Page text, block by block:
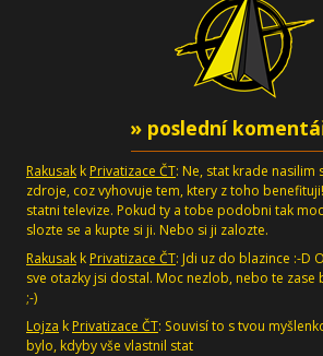
» poslední
Rakusak k Privatizace ČT: Ne, stat krade nasilim
zdroje, coz vyhovuje tem, ktery z toho
statni televize. Pokud ty a tobe podobni tak
slozte se a kupte si ji. Nebo si ji zalozte.
Rakusak k Privatizace ČT: Jdi uz do blazince :-D
sve otazky jsi dostal. Moc nezlob, nebo te
;-)
Lojza k Privatizace ČT: Souvisí to s tvou
bylo, kdyby vše vlastnil stat